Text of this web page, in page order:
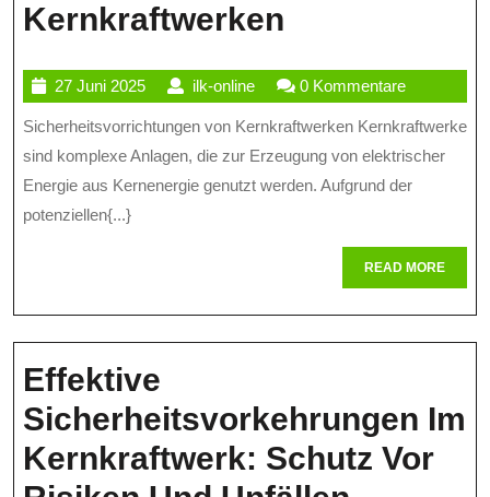
Kernkraftwerken
Der
In
27 Juni 202527
Juni
2025
ilk-onlineilk-
online
0 Kommentare
Sicherheitsvorrichtungen von Kernkraftwerken Kernkraftwerke
sind komplexe Anlagen, die zur Erzeugung von elektrischer
Energie aus Kernenergie genutzt werden. Aufgrund der
potenziellen{...}
READ MOREREAD
MORE
Effektive
Sicherheitsvorkehrungen Im
Kernkraftwerk: Schutz Vor